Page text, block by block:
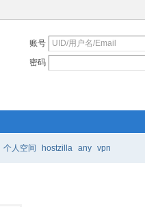
账号
密码
个人空间 hostzilla any vpn